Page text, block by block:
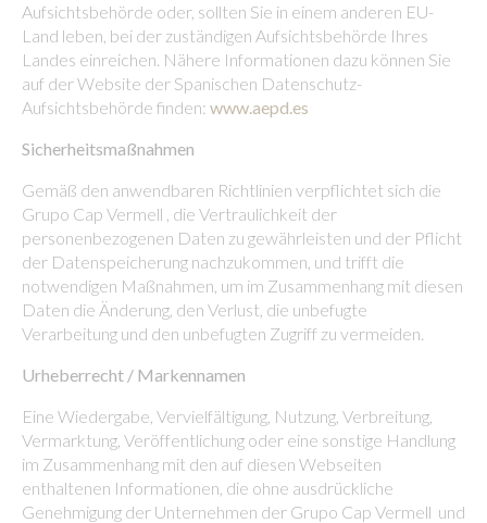
Aufsichtsbehörde oder, sollten Sie in einem anderen EU-
Land leben, bei der zuständigen Aufsichtsbehörde Ihres
Landes einreichen. Nähere Informationen dazu können Sie
auf der Website der Spanischen Datenschutz-
Aufsichtsbehörde finden: www.aepd.es
Sicherheitsmaßnahmen
Gemäß den anwendbaren Richtlinien verpflichtet sich die
Grupo Cap Vermell , die Vertraulichkeit der
personenbezogenen Daten zu gewährleisten und der Pflicht
der Datenspeicherung nachzukommen, und trifft die
notwendigen Maßnahmen, um im Zusammenhang mit diesen
Daten die Änderung, den Verlust, die unbefugte
Verarbeitung und den unbefugten Zugriff zu vermeiden.
Urheberrecht / Markennamen
Eine Wiedergabe, Vervielfältigung, Nutzung, Verbreitung,
Vermarktung, Veröffentlichung oder eine sonstige Handlung
im Zusammenhang mit den auf diesen Webseiten
enthaltenen Informationen, die ohne ausdrückliche
Genehmigung der Unternehmen der Grupo Cap Vermell und